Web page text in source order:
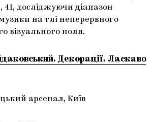
41, досліджуючи діапазон
на тлі неперервного
візуального поля.
Декорації. Ласкаво
арсенал, Київ